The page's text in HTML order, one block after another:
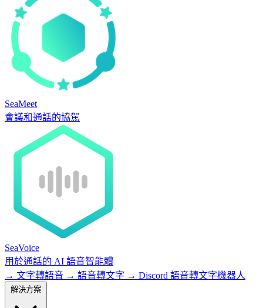
SeaMeet
會議和通話的協駕
SeaVoice
用於通話的 AI 語音智能體
→ 文字轉語音 → 語音轉文字 → Discord 語音轉文字機器人